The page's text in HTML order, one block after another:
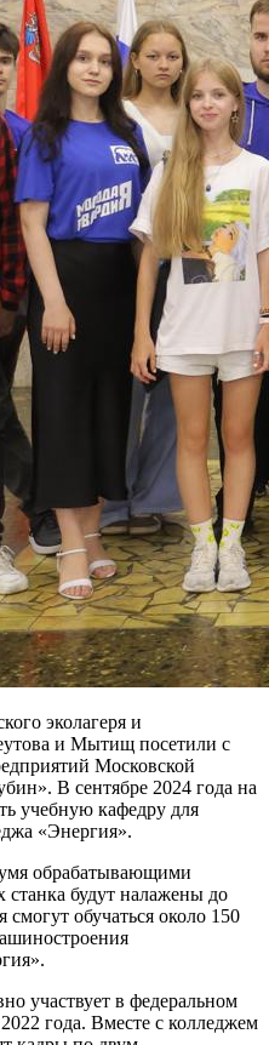
эколагеря и
и Мытищ посетили с
Московской
В сентябре 2024 года на
учебную кафедру для
«Энергия».
обрабатывающими
будут налажены до
смогут обучаться около 150
участвует в федеральном
года. Вместе с колледжем